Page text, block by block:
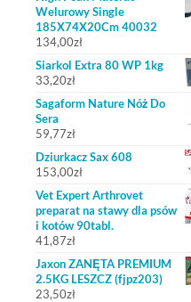
Welurowy Single
185X74X20Cm 40032
134,00zł
Siarkol Extra 80 WP 1kg
33,20zł
Sagaform Nature Nóż Do
Sera
59,77zł
Dziurkacz Sax 608
153,00zł
Vet Expert Arthrovet
preparat na stawy dla psów
i kotów 90tabl.
41,87zł
Jaxon ZANĘTA PREMIUM
2.5KG LESZCZ (fjpz203)
23,50zł